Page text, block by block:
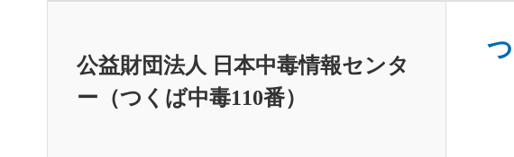
公益財団法人 日本中毒情報センタ
ー（つくば中毒110番）